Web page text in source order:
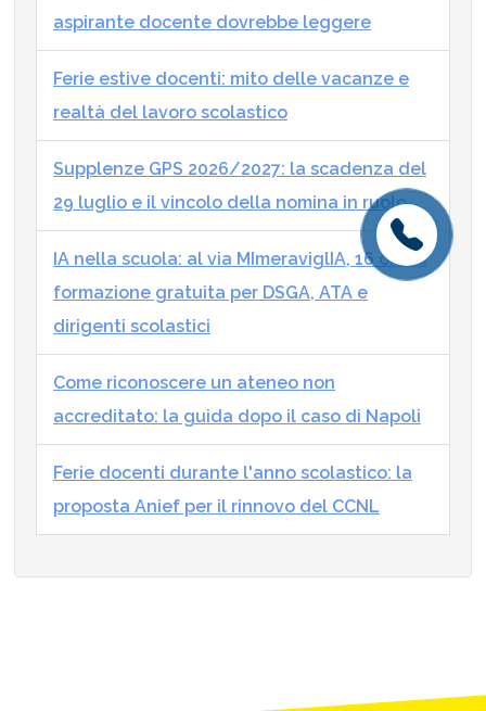
aspirante docente dovrebbe leggere
Ferie estive docenti: mito delle vacanze e
realtà del lavoro scolastico
Supplenze GPS 2026/2027: la scadenza del
29 luglio e il vincolo della nomina in ruolo
IA nella scuola: al via MImeraviglIA, 16 ore di
formazione gratuita per DSGA, ATA e
dirigenti scolastici
Come riconoscere un ateneo non
accreditato: la guida dopo il caso di Napoli
Ferie docenti durante l'anno scolastico: la
proposta Anief per il rinnovo del CCNL